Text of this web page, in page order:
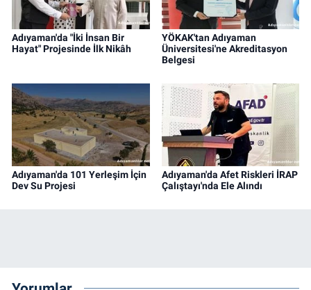
Adıyaman'da "İki İnsan Bir
Hayat" Projesinde İlk Nikâh
YÖKAK'tan Adıyaman
Üniversitesi'ne Akreditasyon
Belgesi
Adıyaman'da 101 Yerleşim İçin
Dev Su Projesi
Adıyaman'da Afet Riskleri İRAP
Çalıştayı'nda Ele Alındı